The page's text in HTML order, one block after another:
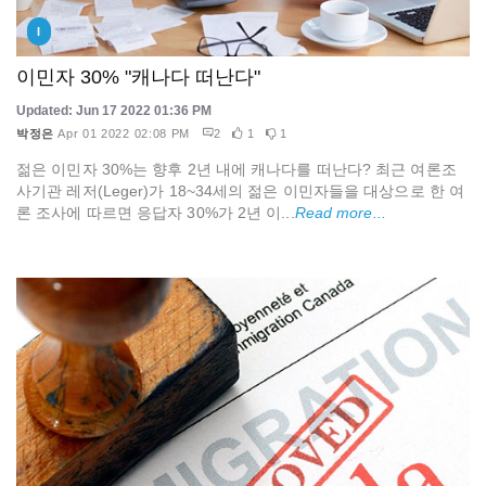
I
이민자 30% "캐나다 떠난다"
Updated: Jun 17 2022 01:36 PM
박정은 Apr 01 2022 02:08 PM 2 1 1
젊은 이민자 30%는 향후 2년 내에 캐나다를 떠난다? 최근 여론조
사기관 레저(Leger)가 18~34세의 젊은 이민자들을 대상으로 한 여
론 조사에 따르면 응답자 30%가 2년 이... Read more...